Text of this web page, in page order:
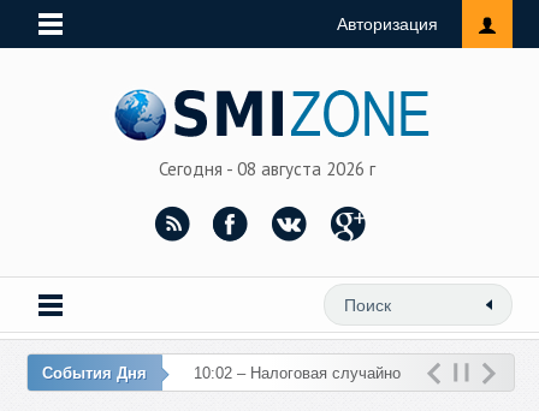
Авторизация
Сегодня - 08 августа 2026 г
События Дня 10:02 – Налоговая случайно